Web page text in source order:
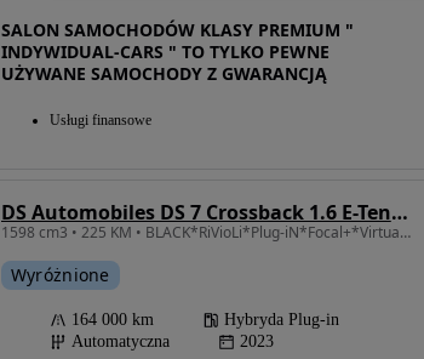
SALON SAMOCHODÓW KLASY PREMIUM "
INDYWIDUAL-CARS " TO TYLKO PEWNE
UŻYWANE SAMOCHODY Z GWARANCJĄ
Usługi finansowe
DS Automobiles DS 7 Crossback 1.6 E-Tense Rivoli
1598 cm3 • 225 KM • BLACK*RiVioLi*Plug-iN*Focal+*Virtual*Skóra*BLiS*Kamera360*Webasto*XXL+
Wyróżnione
164 000 km
Hybryda Plug-in
Automatyczna
2023